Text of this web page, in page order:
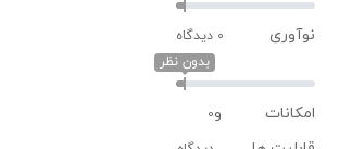
اندازه صفحه نمایش
(160 × 120) پیکسل
تراکم پیکسلی
نوآوری 0 دیدگاه
بدون نظر
امکانات و0